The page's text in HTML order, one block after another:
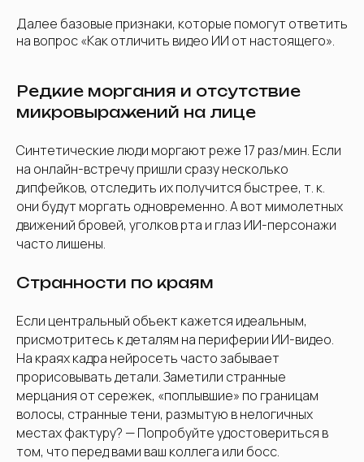
Далее базовые признаки, которые помогут ответить
на вопрос «Как отличить видео ИИ от настоящего».
Редкие моргания и отсутствие
микровыражений на лице
Синтетические люди моргают реже 17 раз/мин. Если
на онлайн-встречу пришли сразу несколько
дипфейков, отследить их получится быстрее, т. к.
они будут моргать одновременно. А вот мимолетных
движений бровей, уголков рта и глаз ИИ-персонажи
часто лишены.
Странности по краям
Если центральный объект кажется идеальным,
присмотритесь к деталям на периферии ИИ-видео.
На краях кадра нейросеть часто забывает
прорисовывать детали. Заметили странные
мерцания от сережек, «поплывшие» по границам
волосы, странные тени, размытую в нелогичных
местах фактуру? — Попробуйте удостовериться в
том, что перед вами ваш коллега или босс.